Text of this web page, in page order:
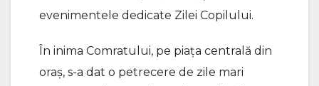
evenimentele dedicate Zilei Copilului.
În inima Comratului, pe piața centrală din
oraș, s-a dat o petrecere de zile mari